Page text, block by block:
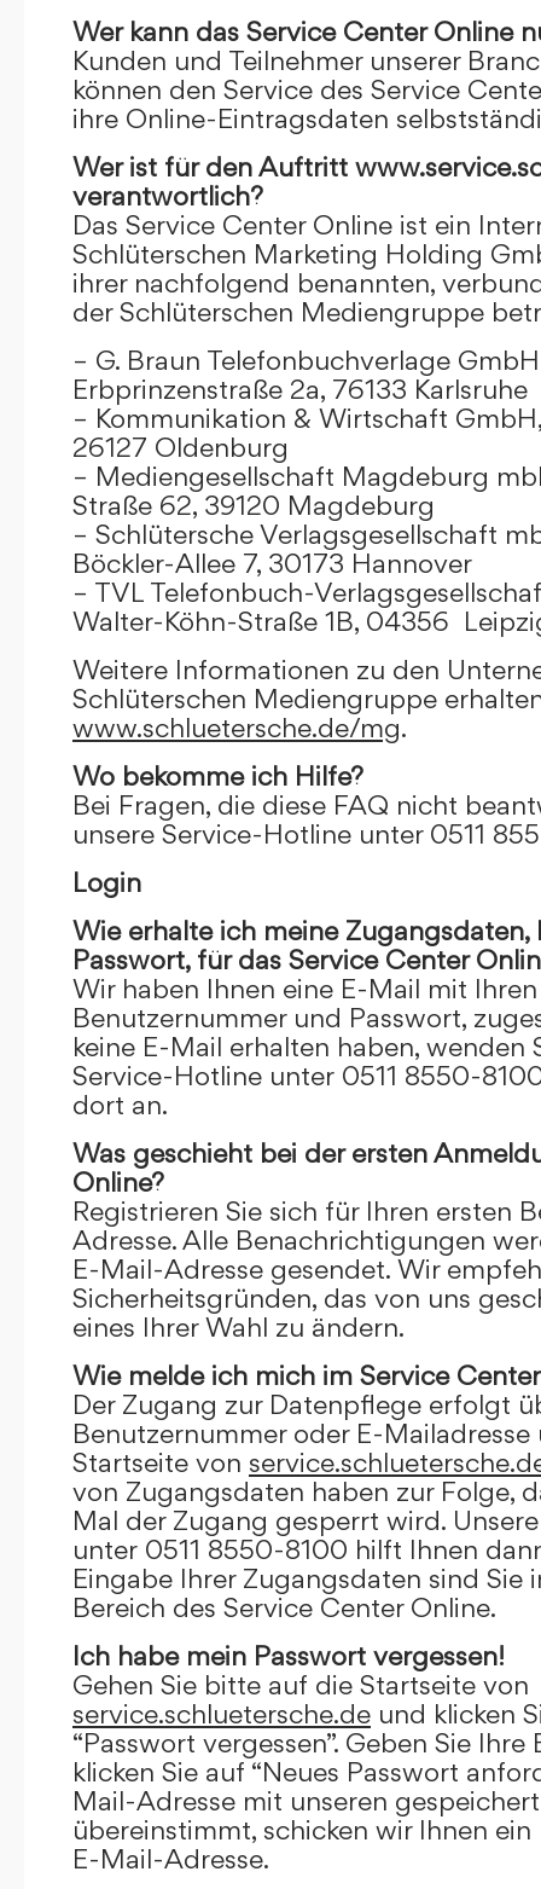
Wer kann das Service Center Online
Kunden und Teilnehmer unserer
können den Service des Service
ihre Online-Eintragsdaten
Wer ist für den Auftritt
verantwortlich?
Das Service Center Online ist ein
Schlüterschen Marketing Holding
ihrer nachfolgend benannten,
der Schlüterschen Mediengruppe
– G. Braun Telefonbuchverlage GmbH
Erbprinzenstraße 2a, 76133 Karlsruhe
– Kommunikation & Wirtschaft
26127 Oldenburg
– Mediengesellschaft Magdeburg
Straße 62, 39120 Magdeburg
– Schlütersche Verlagsgesellschaft
Böckler-Allee 7, 30173 Hannover
– TVL Telefonbuch-
Walter-Köhn-Straße 1B, 04356
Weitere Informationen zu den
Schlüterschen Mediengruppe
www.schluetersche.de/mg.
Wo bekomme ich Hilfe?
Bei Fragen, die diese FAQ nicht
unsere Service-Hotline unter 0511
Login
Wie erhalte ich meine
Passwort, für das Service Center
Wir haben Ihnen eine E-Mail mit
Benutzernummer und Passwort,
keine E-Mail erhalten haben, wenden
Service-Hotline unter 0511 8550-
dort an.
Was geschieht bei der ersten
Online?
Registrieren Sie sich für Ihren ersten
Adresse. Alle Benachrichtigungen
E-Mail-Adresse gesendet. Wir
Sicherheitsgründen, das von uns
eines Ihrer Wahl zu ändern.
Wie melde ich mich im Service
Der Zugang zur Datenpflege erfolgt
Benutzernummer oder E-
Startseite von
von Zugangsdaten haben zur Folge,
Mal der Zugang gesperrt wird.
unter 0511 8550-8100 hilft Ihnen
Eingabe Ihrer Zugangsdaten sind Sie
Bereich des Service Center Online.
Ich habe mein Passwort vergessen!
Gehen Sie bitte auf die Startseite von
service.schluetersche.de und klicken
“Passwort vergessen”. Geben Sie
klicken Sie auf “Neues Passwort
Mail-Adresse mit unseren
übereinstimmt, schicken wir Ihnen
E-Mail-Adresse.